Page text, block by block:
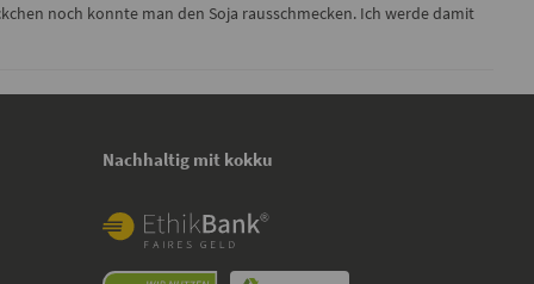
noch konnte man den Soja rausschmecken. Ich werde damit
Nachhaltig mit kokku